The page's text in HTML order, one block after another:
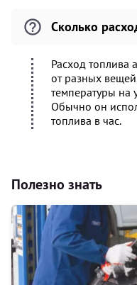
Сколько
Расход топлива
от разных
температуры на
Обычно он
топлива в час.
Полезно знать